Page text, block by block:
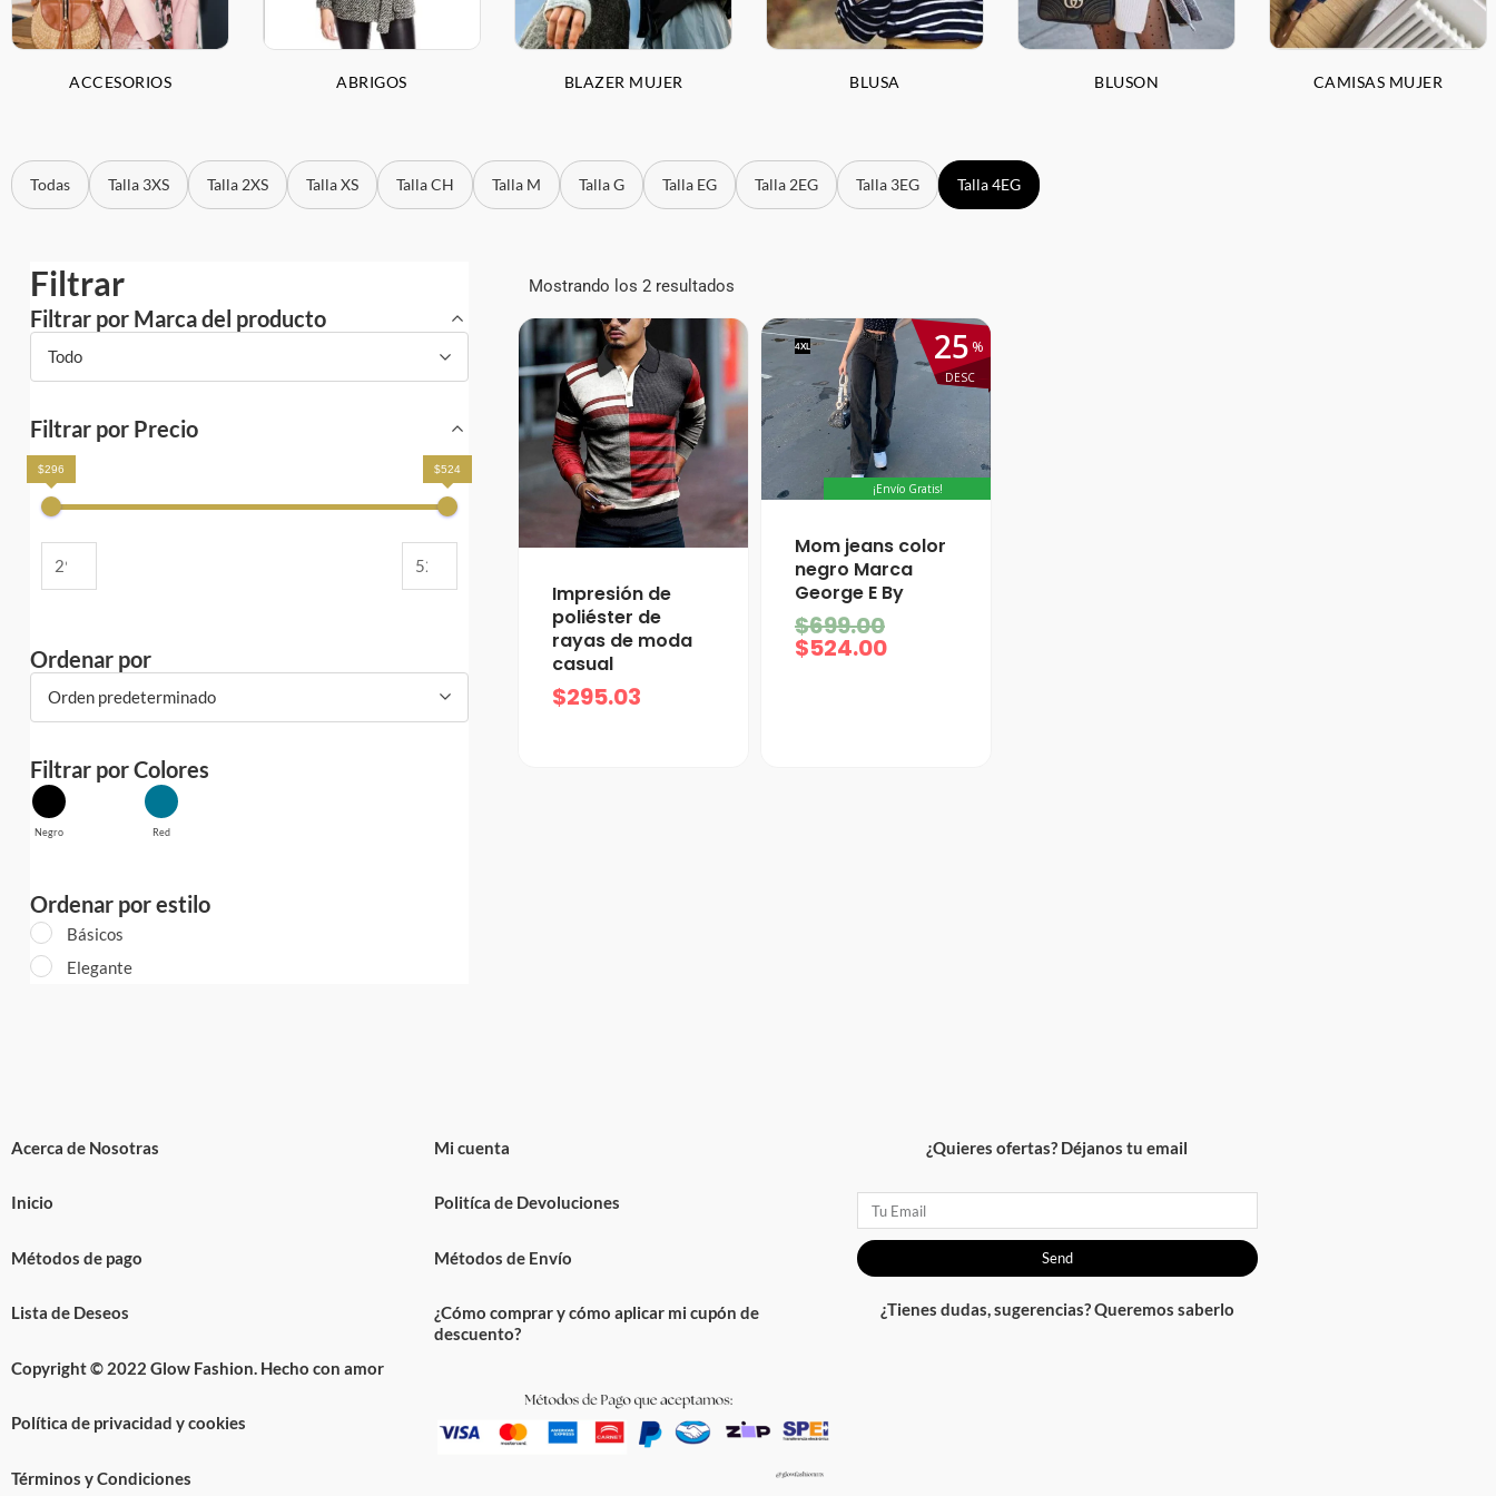
ACCESORIOS ABRIGOS BLAZER MUJER BLUSA BLUSON CAMISAS MUJER
Todas Talla 3XS Talla 2XS Talla XS Talla CH Talla M Talla G Talla EG Talla 2EG Talla 3EG Talla 4EG
Filtrar
Filtrar por Marca del producto
Todo
Filtrar por Precio
$296 $524
Ordenar por
Orden predeterminado
Filtrar por Colores
Negro Red
Ordenar por estilo
Básicos
Elegante
Mostrando los 2 resultados
Impresión de
poliéster de
rayas de moda
casual
$295.03
4XL %
DESC
25
¡Envío Gratis!
Mom jeans color
negro Marca
George E By
$699.00
El
precio
original
era:
$524.00
El
precio
actual
es:
Acerca de Nosotras
Inicio
Métodos de pago
Lista de Deseos
Copyright © 2022 Glow Fashion. Hecho con amor
Política de privacidad y cookies
Términos y Condiciones
Mi cuenta
Politíca de Devoluciones
Métodos de Envío
¿Cómo comprar y cómo aplicar mi cupón de
descuento?
¿Quieres ofertas? Déjanos tu email
Email
Send
¿Tienes dudas, sugerencias? Queremos saberlo